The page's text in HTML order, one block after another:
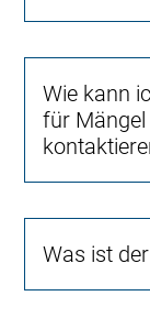
Wie kann
für
Was ist